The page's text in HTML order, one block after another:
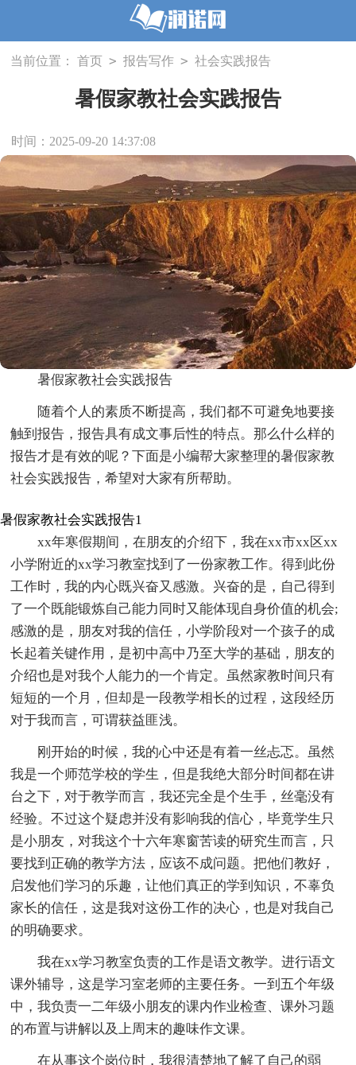
当前位置： 首页 > 报告写作 > 社会实践报告
暑假家教社会实践报告
时间：2025-09-20 14:37:08
暑假家教社会实践报告
随着个人的素质不断提高，我们都不可避免地要接
触到报告，报告具有成文事后性的特点。那么什么样的
报告才是有效的呢？下面是小编帮大家整理的暑假家教
社会实践报告，希望对大家有所帮助。
暑假家教社会实践报告1
xx年寒假期间，在朋友的介绍下，我在xx市xx区xx
小学附近的xx学习教室找到了一份家教工作。得到此份
工作时，我的内心既兴奋又感激。兴奋的是，自己得到
了一个既能锻炼自己能力同时又能体现自身价值的机会;
感激的是，朋友对我的信任，小学阶段对一个孩子的成
长起着关键作用，是初中高中乃至大学的基础，朋友的
介绍也是对我个人能力的一个肯定。虽然家教时间只有
短短的一个月，但却是一段教学相长的过程，这段经历
对于我而言，可谓获益匪浅。
刚开始的时候，我的心中还是有着一丝忐忑。虽然
我是一个师范学校的学生，但是我绝大部分时间都在讲
台之下，对于教学而言，我还完全是个生手，丝毫没有
经验。不过这个疑虑并没有影响我的信心，毕竟学生只
是小朋友，对我这个十六年寒窗苦读的研究生而言，只
要找到正确的教学方法，应该不成问题。把他们教好，
启发他们学习的乐趣，让他们真正的学到知识，不辜负
家长的信任，这是我对这份工作的决心，也是对我自己
的明确要求。
我在xx学习教室负责的工作是语文教学。进行语文
课外辅导，这是学习室老师的主要任务。一到五个年级
中，我负责一二年级小朋友的课内作业检查、课外习题
的布置与讲解以及上周末的趣味作文课。
在从事这个岗位时，我很清楚地了解了自己的弱